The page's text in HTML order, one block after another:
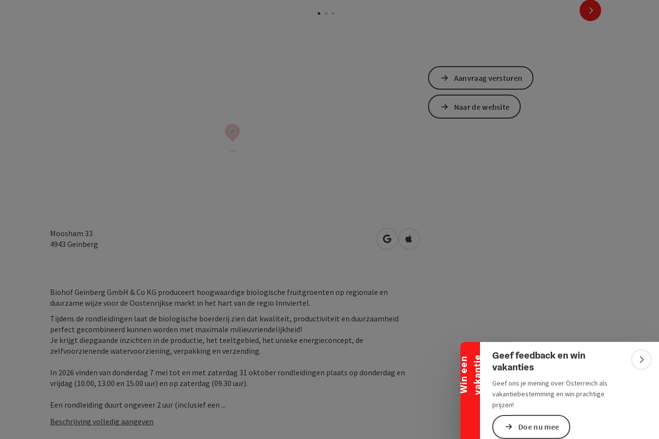
W
i
n
e
e
n
v
a
k
a
n
t
ie
Banner inklappen
Geef feedback en win
vakanties
Geef ons je mening over Österreich als
vakantiebestemming en win prachtige
prijzen!
Doe nu mee
nächstes Element
Moosham 33
4943 Geinberg Openen in Google Maps
Openen in Apple Maps
Biohof Geinberg GmbH & Co KG produceert hoogwaardige biologische fruitgroenten op regionale en
duurzame wijze voor de Oostenrijkse markt in het hart van de regio Innviertel.
Tijdens de rondleidingen laat de biologische boerderij zien dat kwaliteit, productiviteit en duurzaamheid
perfect gecombineerd kunnen worden met maximale milieuvriendelijkheid!
Je krijgt diepgaande inzichten in de productie, het teeltgebied, het unieke energieconcept, de
zelfvoorzienende watervoorziening, verpakking en verzending.
In 2026 vinden van donderdag 7 mei tot en met zaterdag 31 oktober rondleidingen plaats op donderdag en
vrijdag (10.00, 13.00 en 15.00 uur) en op zaterdag (09.30 uur).
Een rondleiding duurt ongeveer 2 uur (inclusief een ...
Beschrijving volledig aangeven
Aanvraag versturen
Naar de website